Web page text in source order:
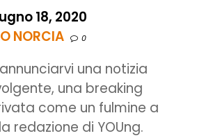
18, 2020
NORCIA
0
una notizia
una breaking
come un fulmine a
redazione di YOUng.